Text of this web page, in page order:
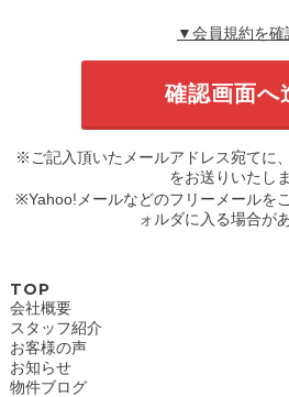
▼会員規約を
※ご記入頂いたメールアドレス宛てに
をお送りいたしま
※Yahoo!メールなどのフリーメールを
ォルダに入る場合が
TOP
会社概要
スタッフ紹介
お客様の声
お知らせ
物件ブログ